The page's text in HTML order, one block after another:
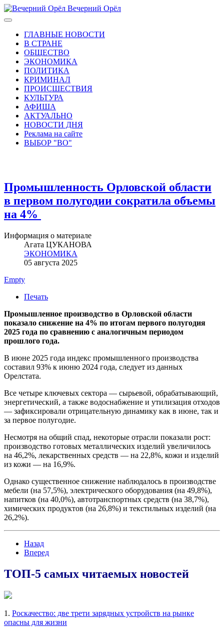
Вечерний Орёл
ГЛАВНЫЕ НОВОСТИ
В СТРАНЕ
ОБЩЕСТВО
ЭКОНОМИКА
ПОЛИТИКА
КРИМИНАЛ
ПРОИСШЕСТВИЯ
КУЛЬТУРА
АФИША
АКТУАЛЬНО
НОВОСТИ ДНЯ
Реклама на сайте
ВЫБОР "ВО"
Промышленность Орловской области
в первом полугодии сократила объемы
на 4%
Информация о материале
Агата ЦУКАНОВА
ЭКОНОМИКА
05 августа 2025
Empty
Печать
Промышленное производство в Орловской области
показало снижение на 4% по итогам первого полугодия
2025 года по сравнению с аналогичным периодом
прошлого года.
В июне 2025 года индекс промышленного производства
составил 93% к июню 2024 года, следует из данных
Орелстата.
Все четыре ключевых сектора — сырьевой, обрабатывающий,
энергетический, а также водоснабжение и утилизация отходов
— зафиксировали отрицательную динамику как в июне, так и
за первое полугодие.
Несмотря на общий спад, некоторые отрасли показали рост:
производство готовых металлических изделий увеличилось
на 46,2%, лекарственных средств — на 22,8%, кожи и изделий
из кожи — на 16,9%.
Однако существенное снижение наблюдалось в производстве
мебели (на 57,5%), электрического оборудования (на 49,8%),
напитков (на 40,0%), автотранспортных средств (на 38,7%),
химических продуктов (на 26,8%) и текстильных изделий (на
26,2%).
Назад
Вперед
ТОП-5 самых читаемых новостей
1. Роскачество: две трети зарядных устройств на рынке
опасны для жизни